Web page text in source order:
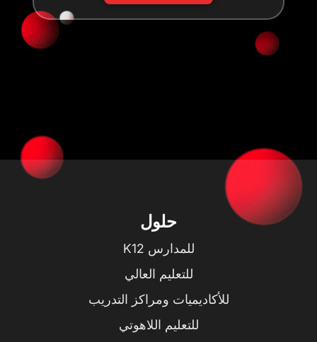
حلول
للمدارس K12
للتعليم العالي
للأكاديميات ومراكز التدريب
للتعليم اللاهوتي